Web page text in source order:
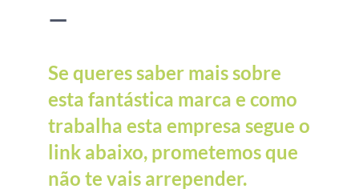
—
Se queres saber mais sobre
esta fantástica marca e como
trabalha esta empresa segue o
link abaixo, prometemos que
não te vais arrepender.